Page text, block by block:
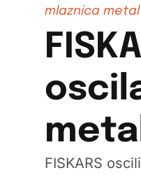
mlaznica metal
FISKARS